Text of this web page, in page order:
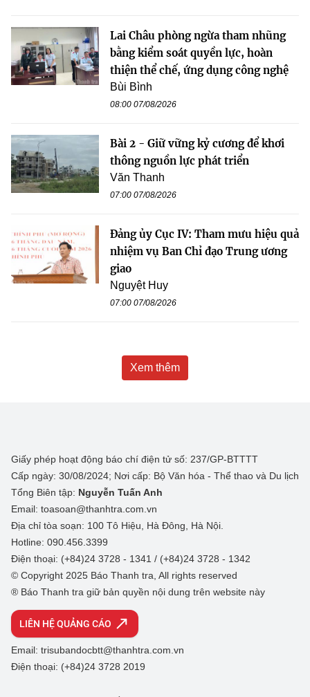
Lai Châu phòng ngừa tham nhũng
bằng kiểm soát quyền lực, hoàn
thiện thể chế, ứng dụng công nghệ
Bùi Bình
08:00 07/08/2026
Bài 2 - Giữ vững kỷ cương để khơi
thông nguồn lực phát triển
Văn Thanh
07:00 07/08/2026
Đảng ủy Cục IV: Tham mưu hiệu quả
nhiệm vụ Ban Chỉ đạo Trung ương
giao
Nguyệt Huy
07:00 07/08/2026
Xem thêm
Giấy phép hoạt động báo chí điện tử số: 237/GP-BTTTT
Cấp ngày: 30/08/2024; Nơi cấp: Bộ Văn hóa - Thể thao và Du lịch
Tổng Biên tập: Nguyễn Tuấn Anh
Email: toasoan@thanhtra.com.vn
Địa chỉ tòa soạn: 100 Tô Hiệu, Hà Đông, Hà Nội.
Hotline: 090.456.3399
Điện thoại: (+84)24 3728 - 1341 / (+84)24 3728 - 1342
© Copyright 2025 Báo Thanh tra, All rights reserved
® Báo Thanh tra giữ bản quyền nội dung trên website này
LIÊN HỆ QUẢNG CÁO
Email: trisubandocbtt@thanhtra.com.vn
Điện thoại: (+84)24 3728 2019